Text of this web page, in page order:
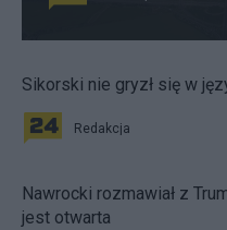
Sikorski nie gryzł się w
Redakcja
Nawrocki rozmawiał z
jest otwarta